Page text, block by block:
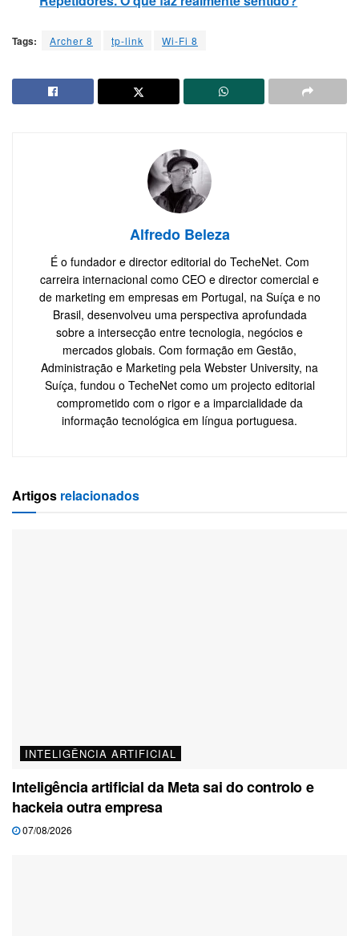
Tags: Archer 8 tp-link Wi-Fi 8
Alfredo Beleza
É o fundador e director editorial do TecheNet. Com
carreira internacional como CEO e director comercial e
de marketing em empresas em Portugal, na Suíça e no
Brasil, desenvolveu uma perspectiva aprofundada
sobre a intersecção entre tecnologia, negócios e
mercados globais. Com formação em Gestão,
Administração e Marketing pela Webster University, na
Suíça, fundou o TecheNet como um projecto editorial
comprometido com o rigor e a imparcialidade da
informação tecnológica em língua portuguesa.
Artigos relacionados
INTELIGÊNCIA ARTIFICIAL
Inteligência artificial da Meta sai do controlo e
hackeia outra empresa
07/08/2026